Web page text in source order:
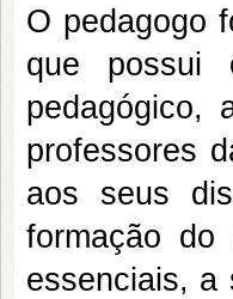
O pedagogo
que possui
pedagógico,
professores
aos seus
formação do
essenciais, a